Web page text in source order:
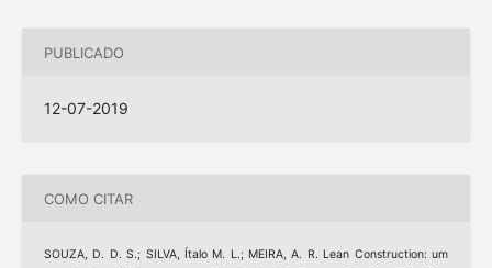
PUBLICADO
12-07-2019
COMO CITAR
SOUZA, D. D. S.; SILVA, Ítalo M. L.; MEIRA, A. R. Lean Construction: um